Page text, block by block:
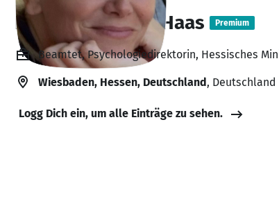
Nadine Breimer-Haas Premium
Beamtet, Psychologiedirektorin, Hessisches
Wiesbaden, Hessen, Deutschland, Deutschland
Logg Dich ein, um alle Einträge zu sehen.